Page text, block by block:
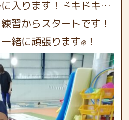
入ります！ドキドキ…
習からスタートです！
緒に頑張ります✊！